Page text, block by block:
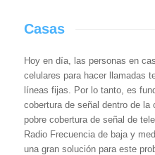
Casas
Hoy en día, las personas en
celulares para hacer llamadas
líneas fijas. Por lo tanto, es
cobertura de señal dentro de
pobre cobertura de señal de
Radio Frecuencia de baja y
una gran solución para este